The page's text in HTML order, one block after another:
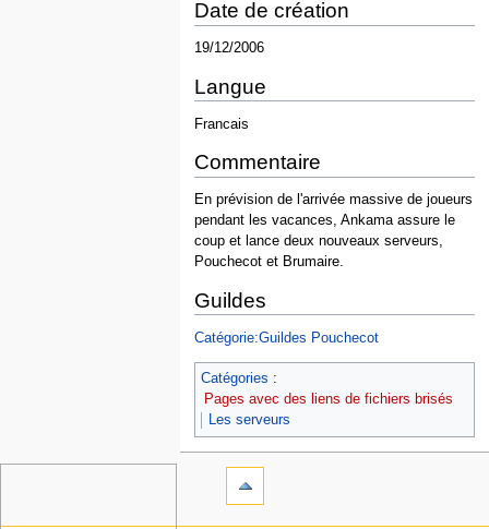
Date de création
19/12/2006
Langue
Francais
Commentaire
En prévision de l'arrivée massive de joueurs
pendant les vacances, Ankama assure le
coup et lance deux nouveaux serveurs,
Pouchecot et Brumaire.
Guildes
Catégorie:Guildes Pouchecot
Catégories :
Pages avec des liens de fichiers brisés
Les serveurs